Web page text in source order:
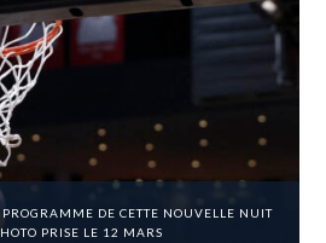
DE CETTE NOUVELLE NUIT
PRISE LE 12 MARS